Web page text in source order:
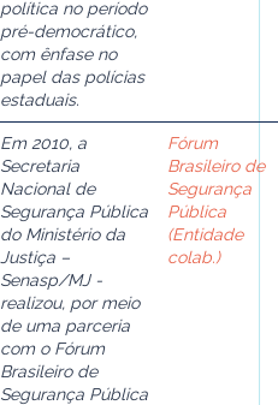
política no período
pré-democrático,
com ênfase no
papel das polícias
estaduais.
Em 2010, a
Secretaria
Nacional de
Segurança Pública
do Ministério da
Justiça –
Senasp/MJ -
realizou, por meio
de uma parceria
com o Fórum
Brasileiro de
Segurança Pública
Fórum
Brasileiro de
Segurança
Pública
(Entidade
colab.)